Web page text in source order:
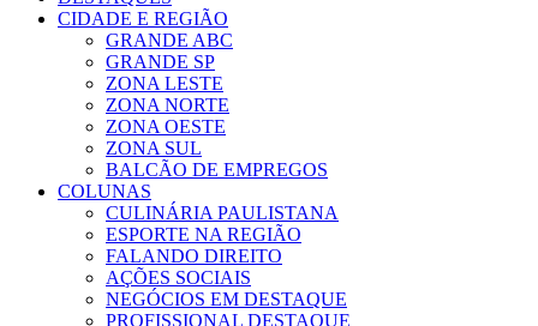
CIDADE E REGIÃO
GRANDE ABC
GRANDE SP
ZONA LESTE
ZONA NORTE
ZONA OESTE
ZONA SUL
BALCÃO DE EMPREGOS
COLUNAS
CULINÁRIA PAULISTANA
ESPORTE NA REGIÃO
FALANDO DIREITO
AÇÕES SOCIAIS
NEGÓCIOS EM DESTAQUE
PROFISSIONAL DESTAQUE